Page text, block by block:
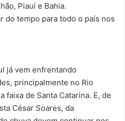
Piauí e Bahia.
do tempo para todo o país nos
já vem enfrentando
principalmente no Rio
faixa de Santa Catarina. E, de
César Soares, da